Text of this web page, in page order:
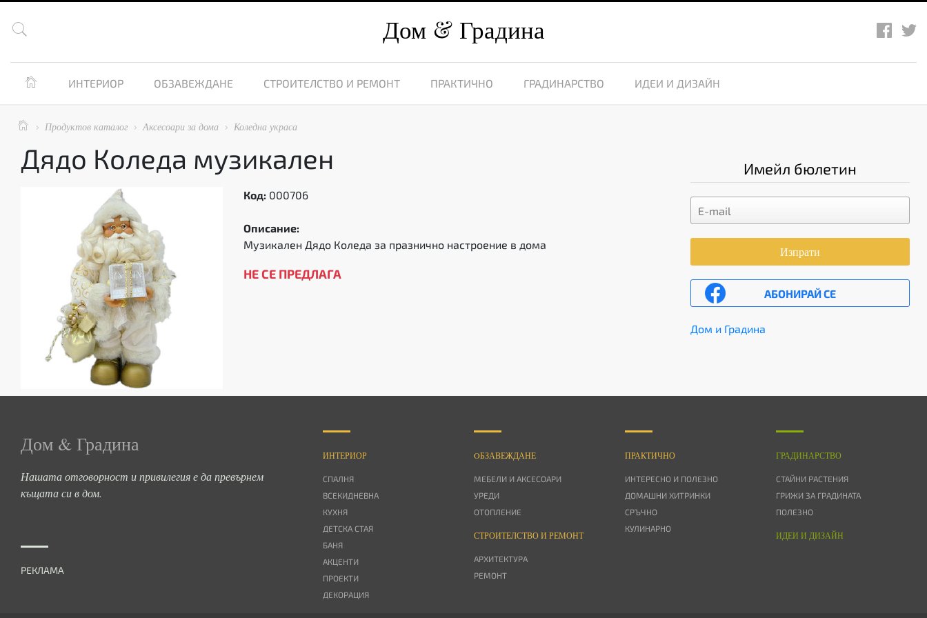
 Дом Градина
 ИНТЕРИОР ОБЗАВЕЖДАНЕ СТРОИТЕЛСТВО И РЕМОНТ ПРАКТИЧНО ГРАДИНАРСТВО ИДЕИ И ДИЗАЙН
  Продуктов каталог  Аксесоари за дома  Коледна украса
Дядо Коледа музикален
Код: 000706
Описание:
Музикален Дядо Коледа за празнично настроение в дома
НЕ СЕ ПРЕДЛАГА
Имейл бюлетин
Изпрати
АБОНИРАЙ СЕ
Дом и Градина
Дом & Градина
Нашата отговорност и привилегия е да превърнем
къщата си в дом.
РЕКЛАМА
ИНТЕРИОР
СПАЛНЯ
ВСЕКИДНЕВНА
КУХНЯ
ДЕТСКА СТАЯ
БАНЯ
АКЦЕНТИ
ПРОЕКТИ
ДЕКОРАЦИЯ
OБЗАВЕЖДАНЕ
МЕБЕЛИ И АКСЕСОАРИ
УРЕДИ
ОТОПЛЕНИЕ
СТРОИТЕЛСТВО И РЕМОНТ
АРХИТЕКТУРА
РЕМОНТ
ПРАКТИЧНО
ИНТЕРЕСНО И ПОЛЕЗНО
ДОМАШНИ ХИТРИНКИ
СРЪЧНО
КУЛИНАРНО
ГРАДИНАРСТВО
СТАЙНИ РАСТЕНИЯ
ГРИЖИ ЗА ГРАДИНАТА
ПОЛЕЗНО
ИДЕИ И ДИЗАЙН